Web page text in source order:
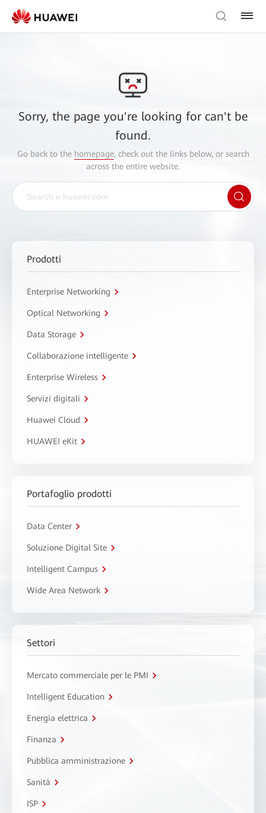
Sorry, the page you're looking for can't be
found.
Go back to the homepage, check out the links below, or search
across the entire website.
Prodotti
Enterprise Networking
Optical Networking
Data Storage
Collaborazione intelligente
Enterprise Wireless
Servizi digitali
Huawei Cloud
HUAWEI eKit
Portafoglio prodotti
Data Center
Soluzione Digital Site
Intelligent Campus
Wide Area Network
Settori
Mercato commerciale per le PMI
Intelligent Education
Energia elettrica
Finanza
Pubblica amministrazione
Sanità
ISP